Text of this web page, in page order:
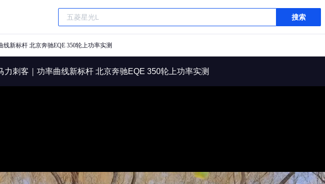
搜索
线新标杆 北京奔驰EQE 350轮上功率实测
力刺客｜功率曲线新标杆 北京奔驰EQE 350轮上功率实测